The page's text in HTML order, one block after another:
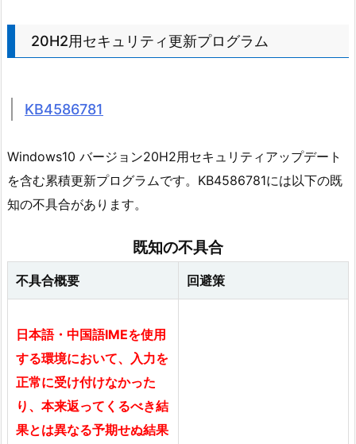
20H2用セキュリティ更新プログラム
KB4586781
Windows10 バージョン20H2用セキュリティアップデート
を含む累積更新プログラムです。KB4586781には以下の既
知の不具合があります。
既知の不具合
不具合概要 回避策
日本語・中国語IMEを使用
する環境において、入力を
正常に受け付けなかった
り、本来返ってくるべき結
果とは異なる予期せぬ結果